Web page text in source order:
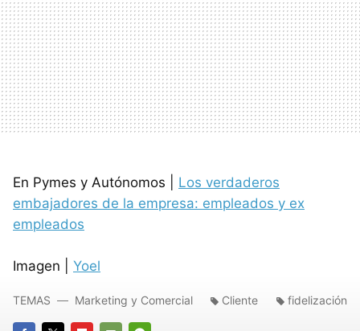
En Pymes y Autónomos | Los verdaderos
embajadores de la empresa: empleados y ex
empleados
Imagen | Yoel
TEMAS Marketing y Comercial Cliente fidelización